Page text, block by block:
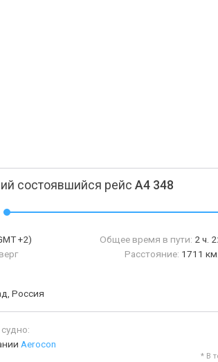
состоявшийся рейс A4 348
+2)
Общее время в пути: 2 ч.
Расстояние: 1711 км.
Россия
Aerocon
* В